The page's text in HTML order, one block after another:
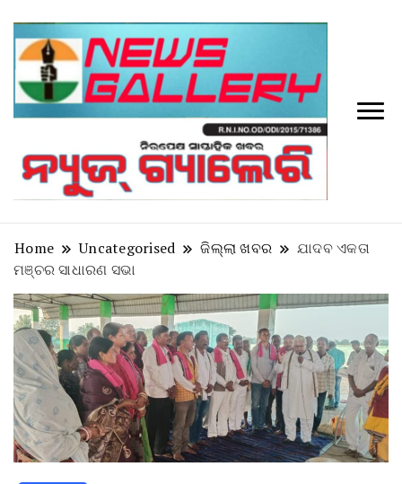
Home Uncategorised ଜିଲ୍ଲା ଖବର
ଯାଦବ ଏକତା
ମଞ୍ଚର ସାଧାରଣ ସଭା